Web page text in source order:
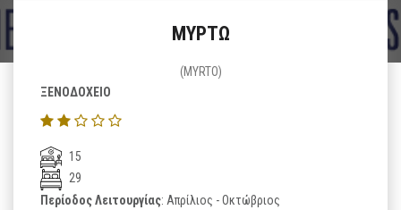
ΜΥΡΤΩ
(MYRTO)
ΞΕΝΟΔΟΧΕΙΟ
15
29
Περίοδος Λειτουργίας: Απρίλιος - Οκτώβριος